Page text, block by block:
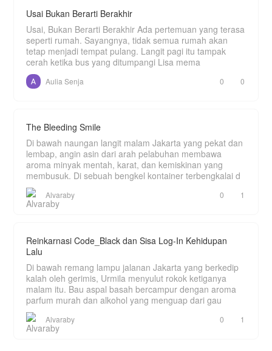
Happy reading 🌷
Usai Bukan Berarti Berakhir
Usai, Bukan Berarti Berakhir Ada pertemuan yang terasa
seperti rumah. Sayangnya, tidak semua rumah akan
tetap menjadi tempat pulang. Langit pagi itu tampak
cerah ketika bus yang ditumpangi Lisa mema
Aulia Senja 0 0
The Bleeding Smile
Di bawah naungan langit malam Jakarta yang pekat dan
lembap, angin asin dari arah pelabuhan membawa
aroma minyak mentah, karat, dan kemiskinan yang
membusuk. Di sebuah bengkel kontainer terbengkalai d
Alvaraby 0 1
Reinkarnasi Code_Black dan Sisa Log-In Kehidupan
Lalu
Di bawah remang lampu jalanan Jakarta yang berkedip
kalah oleh gerimis, Urmila menyulut rokok ketiganya
malam itu. Bau aspal basah bercampur dengan aroma
parfum murah dan alkohol yang menguap dari gau
Alvaraby 0 1